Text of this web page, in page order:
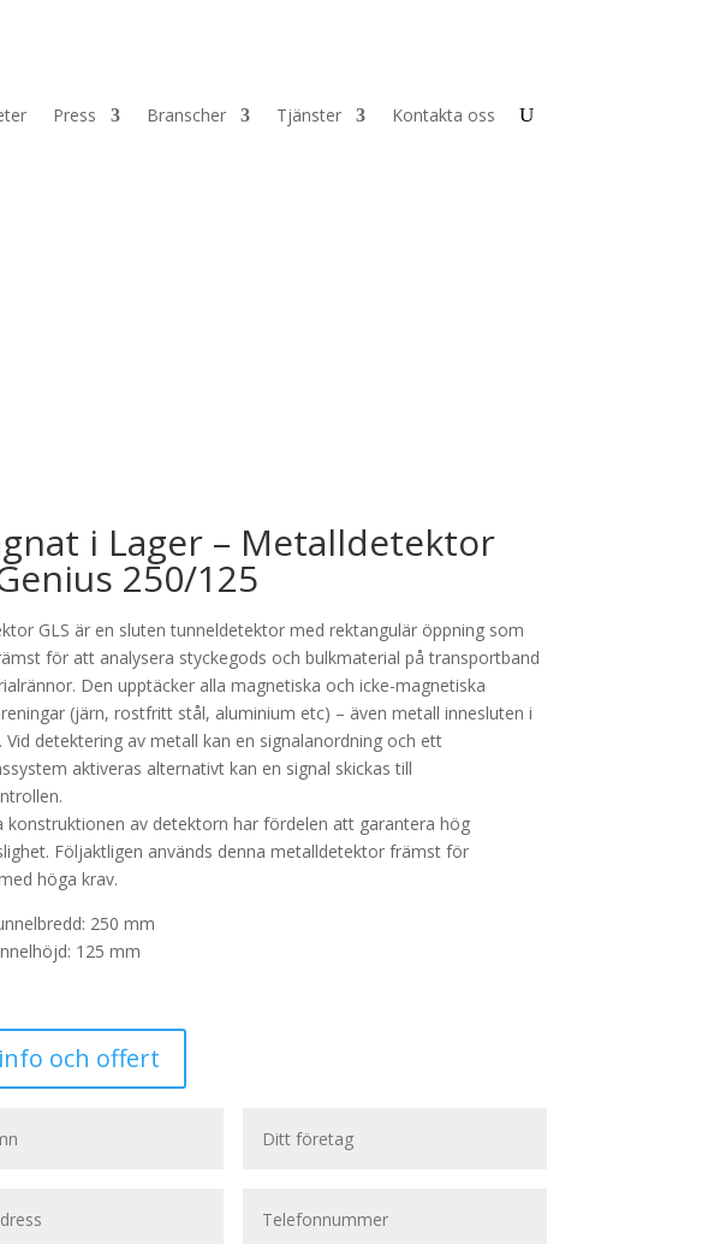
Press Branscher Tjänster Kontakta oss
i Lager – Metalldetektor
250/125
GLS är en sluten tunneldetektor med rektangulär öppning som
för att analysera styckegods och bulkmaterial på transportband
Den upptäcker alla magnetiska och icke-magnetiska
(järn, rostfritt stål, aluminium etc) – även metall innesluten i
Vid detektering av metall kan en signalanordning och ett
aktiveras alternativt kan en signal skickas till
konstruktionen av detektorn har fördelen att garantera hög
Följaktligen används denna metalldetektor främst för
höga krav.
250 mm
125 mm
och offert